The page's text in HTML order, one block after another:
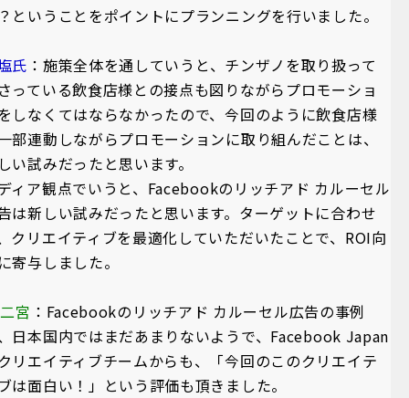
ということをポイントにプランニングを行いました。
氏 ：施策全体を通していうと、チンザノを取り扱って
っている飲食店様との接点も図りながらプロモーショ
しなくてはならなかったので、今回のように飲食店様
部連動しながらプロモーションに取り組んだことは、
い試みだったと思います。
ィア観点でいうと、Facebookのリッチアド カルーセル
は新しい試みだったと思います。ターゲットに合わせ
クリエイティブを最適化していただいたことで、ROI向
寄与しました。
宮 ：Facebookのリッチアド カルーセル広告の事例
日本国内ではまだあまりないようで、Facebook Japan
リエイティブチームからも、「今回のこのクリエイテ
は面白い！」という評価も頂きました。